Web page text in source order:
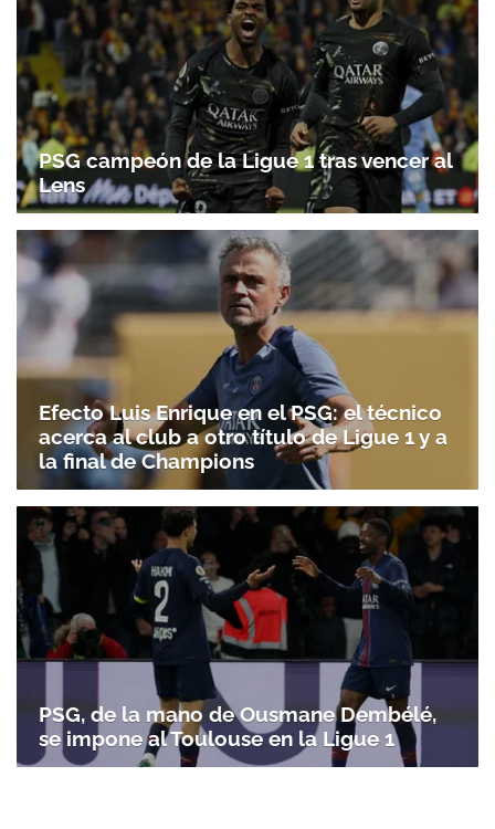
PSG campeón de la Ligue 1 tras vencer al
Lens
Efecto Luis Enrique en el PSG: el técnico
acerca al club a otro título de Ligue 1 y a
la final de Champions
PSG, de la mano de Ousmane Dembélé,
se impone al Toulouse en la Ligue 1